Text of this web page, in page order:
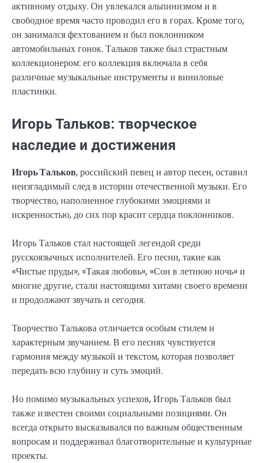
активному отдыху. Он увлекался альпинизмом и в
свободное время часто проводил его в горах. Кроме того,
он занимался фехтованием и был поклонником
автомобильных гонок. Тальков также был страстным
коллекционером: его коллекция включала в себя
различные музыкальные инструменты и виниловые
пластинки.
Игорь Тальков: творческое
наследие и достижения
Игорь Тальков, российский певец и автор песен, оставил
неизгладимый след в истории отечественной музыки. Его
творчество, наполненное глубокими эмоциями и
искренностью, до сих пор красит сердца поклонников.
Игорь Тальков стал настоящей легендой среди
русскоязычных исполнителей. Его песни, такие как
«Чистые пруды», «Такая любовь», «Сон в летнюю ночь» и
многие другие, стали настоящими хитами своего времени
и продолжают звучать и сегодня.
Творчество Талькова отличается особым стилем и
характерным звучанием. В его песнях чувствуется
гармония между музыкой и текстом, которая позволяет
передать всю глубину и суть эмоций.
Но помимо музыкальных успехов, Игорь Тальков был
также известен своими социальными позициями. Он
всегда открыто высказывался по важным общественным
вопросам и поддерживал благотворительные и культурные
проекты.